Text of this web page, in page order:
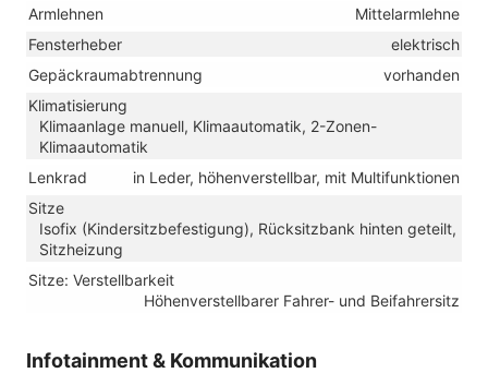
Armlehnen
Mittelarmlehne
Fensterheber
elektrisch
Gepäckraumabtrennung
vorhanden
Klimatisierung
Klimaanlage manuell, Klimaautomatik, 2-Zonen-
Klimaautomatik
Lenkrad
in Leder, höhenverstellbar, mit Multifunktionen
Sitze
Isofix (Kindersitzbefestigung), Rücksitzbank hinten geteilt,
Sitzheizung
Sitze: Verstellbarkeit
Höhenverstellbarer Fahrer- und Beifahrersitz
Infotainment & Kommunikation